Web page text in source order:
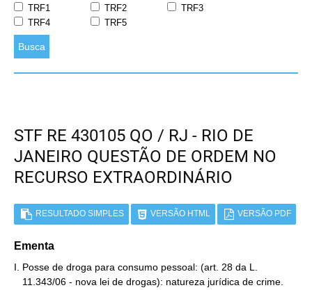
TRF1
TRF2
TRF3
TRF4
TRF5
Busca
STF RE 430105 QO / RJ - RIO DE
JANEIRO QUESTÃO DE ORDEM NO
RECURSO EXTRAORDINÁRIO
RESULTADO SIMPLES VERSÃO HTML VERSÃO PDF
Ementa
I. Posse de droga para consumo pessoal: (art. 28 da L.